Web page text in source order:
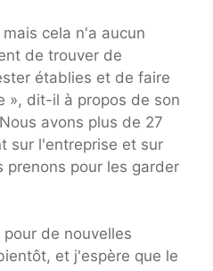
cela n'a aucun
de trouver de
établies et de faire
», dit-il à propos de son
avons plus de 27
sur l'entreprise et sur
prenons pour les garder
de nouvelles
et j'espère que le